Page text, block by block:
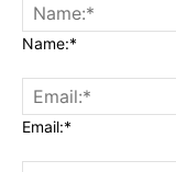
Name:*
Email:*